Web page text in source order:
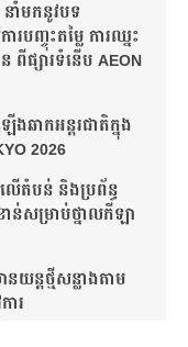
នាំមកនូវបទ
ចុះតម្លៃ ការឈ្នះ
ន ពីផ្សារទំនើប AEON
ើង​ឆាក​អន្តរជាតិ​​ក្នុង​
2026
ើតំបន់ និងប្រព័ន្ធ
ន់សម្រាប់ថ្នាលកីឡា
ន្តថ្មីសន្លាង​តាម
ារ